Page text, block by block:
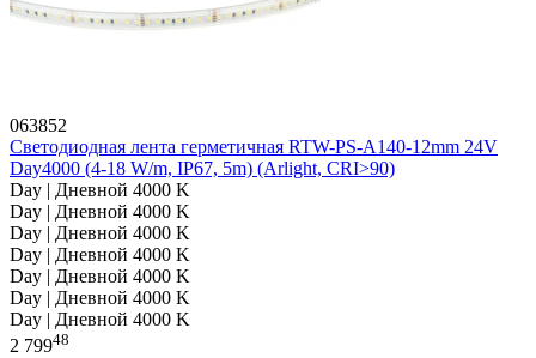
063852
Светодиодная лента герметичная RTW-PS-A140-12mm 24V
Day4000 (4-18 W/m, IP67, 5m) (Arlight, CRI>90)
Day | Дневной 4000 K
Day | Дневной 4000 K
Day | Дневной 4000 K
Day | Дневной 4000 K
Day | Дневной 4000 K
Day | Дневной 4000 K
Day | Дневной 4000 K
2 79948